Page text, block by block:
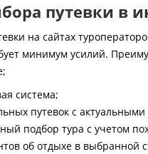
путевки в
на сайтах
минимум усилий.
система;
путевок с
подбор тура с учетом
об отдыхе в выбранной